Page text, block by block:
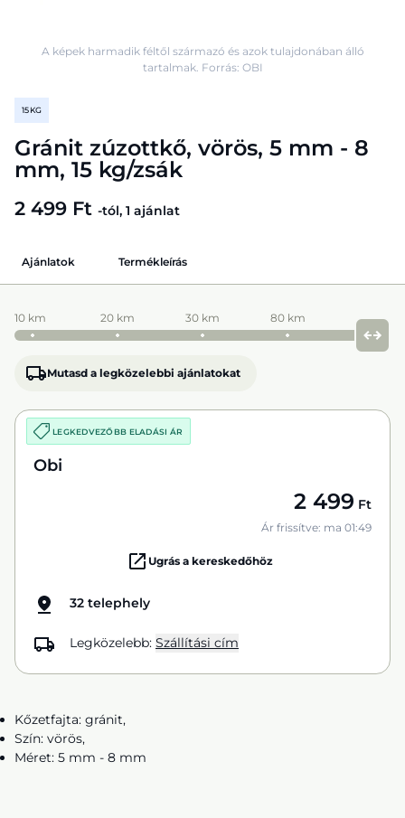
15 KG
Gránit zúzottkő, vörös, 5 mm - 8
mm, 15 kg/zsák
2 499 Ft -tól, 1 ajánlat
A képek harmadik féltől származó és azok tulajdonában álló
tartalmak. Forrás: OBI
Ajánlatok Termékleírás
10 km 20 km 30 km 80 km
Mutasd a legközelebbi ajánlatokat
LEGKEDVEZŐBB ELADÁSI ÁR
Obi
2 499 Ft
Ár frissítve: ma 01:49
Ugrás a kereskedőhöz
32 telephely
Legközelebb: Szállítási cím
Kőzetfajta: gránit,
Szín: vörös,
Méret: 5 mm - 8 mm